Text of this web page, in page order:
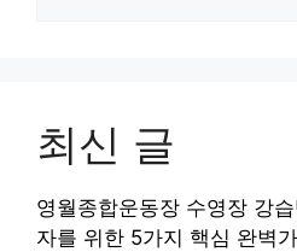
최신 글
영월종합운동장 수영장 강
자를 위한 5가지 핵심 완벽